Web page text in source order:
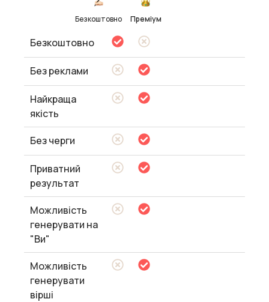
Безкоштовно Преміум
Безкоштовно
Без реклами
Найкраща
якість
Без черги
Приватний
результат
Можливість
генерувати на
"Ви"
Можливість
генерувати
вірші